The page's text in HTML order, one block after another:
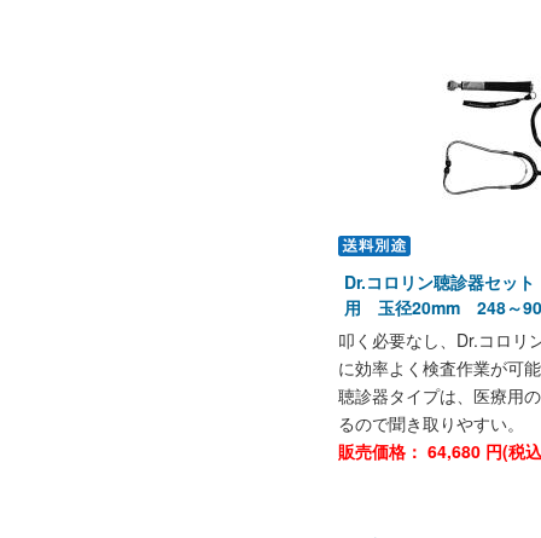
Dr.コロリン聴診器セッ
用 玉径20mm 248～
叩く必要なし、Dr.コロリ
に効率よく検査作業が可
聴診器タイプは、医療用
るので聞き取りやすい。
販売価格： 64,680 円(税